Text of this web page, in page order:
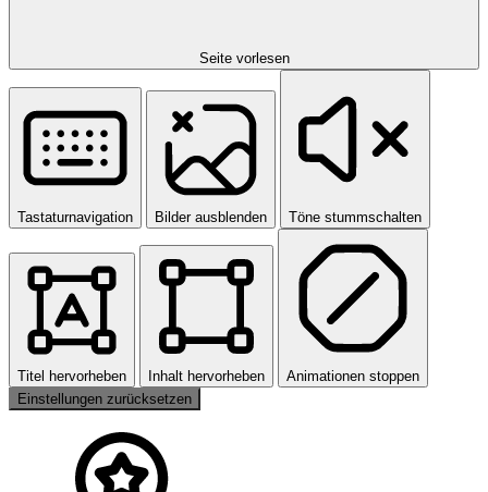
Seite vorlesen
Tastaturnavigation Bilder ausblenden Töne stummschalten
Titel hervorheben Inhalt hervorheben
Animationen stoppen
Einstellungen zurücksetzen